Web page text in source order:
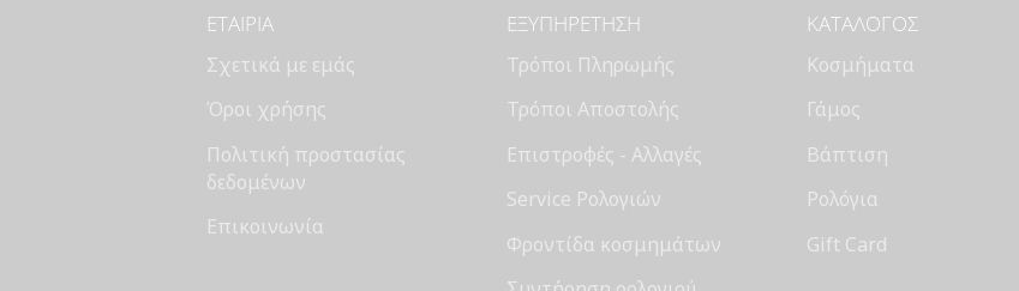
ΕΤΑΙΡΊΑ
Σχετικά με εμάς
Όροι χρήσης
Πολιτική προστασίας
δεδομένων
Επικοινωνία
ΕΞΥΠΗΡΈΤΗΣΗ
Τρόποι Πληρωμής
Τρόποι Αποστολής
Επιστροφές - Αλλαγές
Service Ρολογιών
Φροντίδα κοσμημάτων
ΚΑΤΆΛΟΓΟΣ
Κοσμήματα
Γάμος
Βάπτιση
Ρολόγια
Gift Card